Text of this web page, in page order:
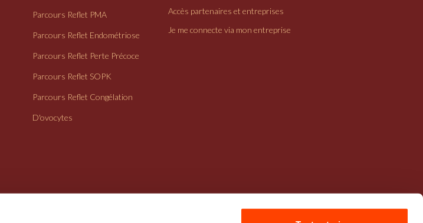
Parcours Reflet PMA
Parcours Reflet Endométriose
Parcours Reflet Perte Précoce
Parcours Reflet SOPK
Parcours Reflet Congélation
D'ovocytes
Accès partenaires et entreprises
Je me connecte via mon entreprise